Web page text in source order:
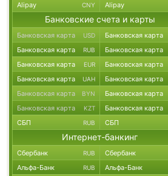
Alipay CNY Alipay
Банковские счета и карты
Банковская карта USD Банковская карта
Банковская карта RUB Банковская карта
Банковская карта EUR Банковская карта
Банковская карта UAH Банковская карта
Банковская карта BYN Банковская карта
Банковская карта KZT Банковская карта
СБП RUB СБП
Интернет-банкинг
Сбербанк RUB Сбербанк
Альфа-Банк RUB Альфа-Банк